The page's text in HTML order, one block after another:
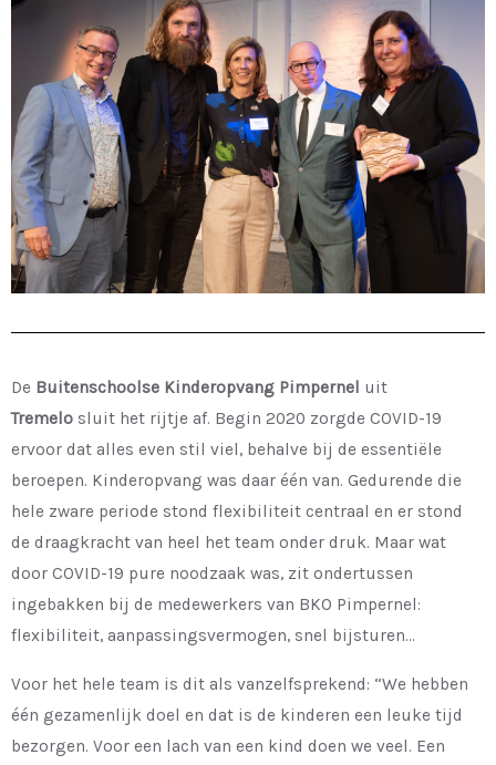
De Buitenschoolse Kinderopvang Pimpernel uit
Tremelo sluit het rijtje af. Begin 2020 zorgde COVID-19
ervoor dat alles even stil viel, behalve bij de essentiële
beroepen. Kinderopvang was daar één van. Gedurende die
hele zware periode stond flexibiliteit centraal en er stond
de draagkracht van heel het team onder druk. Maar wat
door COVID-19 pure noodzaak was, zit ondertussen
ingebakken bij de medewerkers van BKO Pimpernel:
flexibiliteit, aanpassingsvermogen, snel bijsturen…
Voor het hele team is dit als vanzelfsprekend: “We hebben
één gezamenlijk doel en dat is de kinderen een leuke tijd
bezorgen. Voor een lach van een kind doen we veel. Een